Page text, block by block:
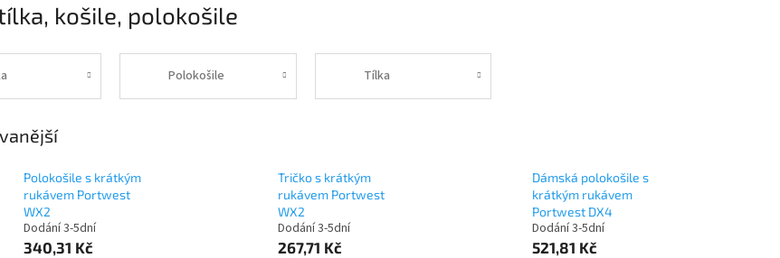
košile, polokošile
Polokošile Tílka
Polokošile s krátkým
rukávem Portwest
WX2
Dodání 3-5dní
340,31 Kč
Tričko s krátkým
rukávem Portwest
WX2
Dodání 3-5dní
267,71 Kč
Dámská polokošile s
krátkým rukávem
Portwest DX4
Dodání 3-5dní
521,81 Kč